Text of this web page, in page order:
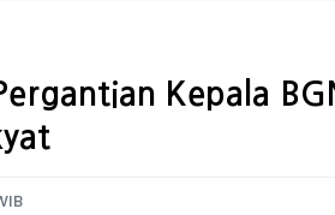
Kepala